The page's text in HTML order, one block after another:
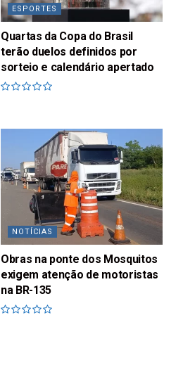
ESPORTES
Quartas da Copa do Brasil
terão duelos definidos por
sorteio e calendário apertado
NOTÍCIAS
Obras na ponte dos Mosquitos
exigem atenção de motoristas
na BR-135